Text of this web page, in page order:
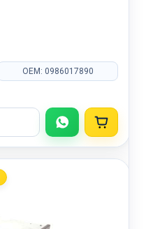
OEM: 0986017890